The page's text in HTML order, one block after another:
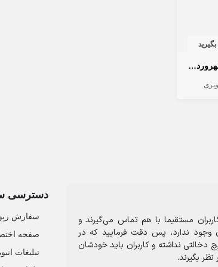
بهترین نصاب آنتن ماهواره سهروردی 09356045790
مستقیما با هم تماس می‌گیرند و
وجود ندارد، پس دقت فرمایید که در
دخالتی نداشته و کاربران باید خودشان
بگیرند.
دسترسی
سفارش
صفحه
تبلیغات